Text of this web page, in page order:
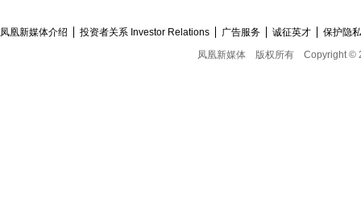
凤凰新媒体介绍 投资者关系 Investor Relations 广告服务 诚征英才
保护隐
凤凰新媒体
版权所有 Copyright ©